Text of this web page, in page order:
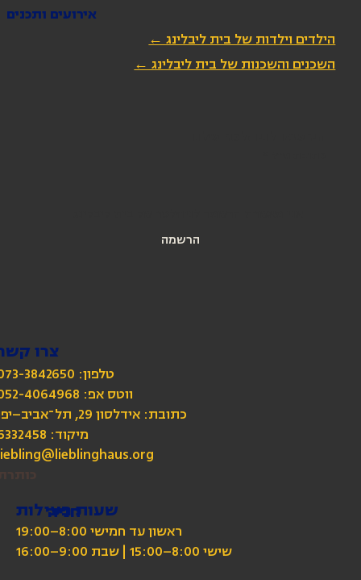
הרשמה
אירועים ותכנים
הילדים וילדות של בית ליבלינג ←
השכנים והשכנות של בית ליבלינג ←
צרו
טלפון: 073-3842650
כתובת: אידלסון 29, תל־אביב–יפו
מיקוד: 6332458
שעות פעילות
ראשון עד חמישי 8:00–19:00
שישי 8:00–15:00 | שבת 9:00–16:00
חניה